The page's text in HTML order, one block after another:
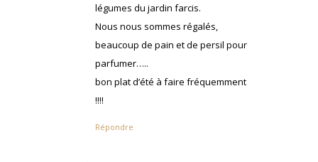
légumes du jardin farcis.
Nous nous sommes régalés,
beaucoup de pain et de persil pour
parfumer…..
bon plat d’été à faire fréquemment
!!!!
Répondre